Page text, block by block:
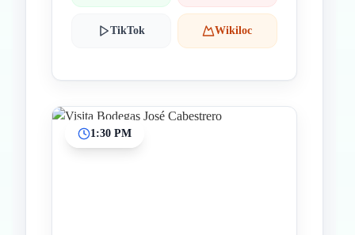
TikTok Wikiloc
1:30 PM